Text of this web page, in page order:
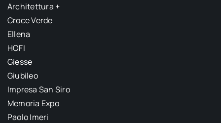
Architettura +
Croce Verde
Ellena
HOFI
Giesse
Giubileo
Impresa San Siro
Memoria Expo
Paolo Imeri